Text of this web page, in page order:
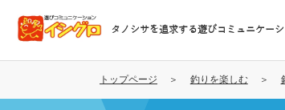
コ
テ
タノシサを追求する遊びコミュニケー
トップページ 釣りを楽しむ